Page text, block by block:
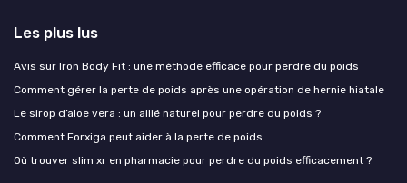
Les plus lus
Avis sur Iron Body Fit : une méthode efficace pour perdre du poids
Comment gérer la perte de poids après une opération de hernie hiatale
Le sirop d’aloe vera : un allié naturel pour perdre du poids ?
Comment Forxiga peut aider à la perte de poids
Où trouver slim xr en pharmacie pour perdre du poids efficacement ?